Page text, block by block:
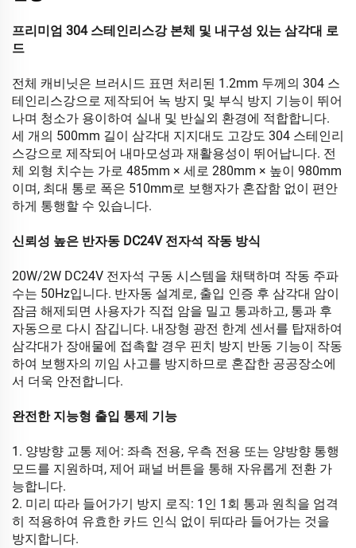
프리미엄 304 스테인리스강 본체 및 내구성 있는 삼각대 로
드
전체 캐비닛은 브러시드 표면 처리된 1.2mm 두께의 304 스
테인리스강으로 제작되어 녹 방지 및 부식 방지 기능이 뛰어
나며 청소가 용이하여 실내 및 반실외 환경에 적합합니다.
세 개의 500mm 길이 삼각대 지지대도 고강도 304 스테인리
스강으로 제작되어 내마모성과 재활용성이 뛰어납니다. 전
체 외형 치수는 가로 485mm × 세로 280mm × 높이 980mm
이며, 최대 통로 폭은 510mm로 보행자가 혼잡함 없이 편안
하게 통행할 수 있습니다.
신뢰성 높은 반자동 DC24V 전자석 작동 방식
20W/2W DC24V 전자석 구동 시스템을 채택하며 작동 주파
수는 50Hz입니다. 반자동 설계로, 출입 인증 후 삼각대 암이
잠금 해제되면 사용자가 직접 암을 밀고 통과하고, 통과 후
자동으로 다시 잠깁니다. 내장형 광전 한계 센서를 탑재하여
삼각대가 장애물에 접촉할 경우 핀치 방지 반동 기능이 작동
하여 보행자의 끼임 사고를 방지하므로 혼잡한 공공장소에
서 더욱 안전합니다.
완전한 지능형 출입 통제 기능
1. 양방향 교통 제어: 좌측 전용, 우측 전용 또는 양방향 통행
모드를 지원하며, 제어 패널 버튼을 통해 자유롭게 전환 가
능합니다.
2. 미리 따라 들어가기 방지 로직: 1인 1회 통과 원칙을 엄격
히 적용하여 유효한 카드 인식 없이 뒤따라 들어가는 것을
방지합니다.